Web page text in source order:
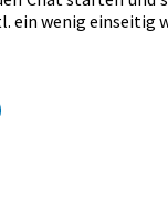
ein wenig